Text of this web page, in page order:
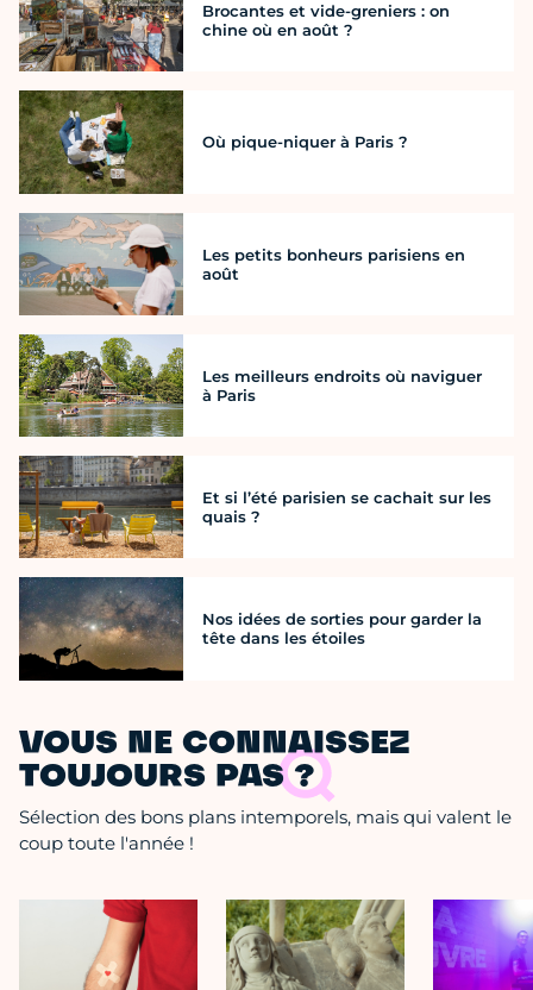
Brocantes et vide-greniers : on
chine où en août ?
Où pique-niquer à Paris ?
Les petits bonheurs parisiens en
août
Les meilleurs endroits où naviguer
à Paris
Et si l’été parisien se cachait sur les
quais ?
Nos idées de sorties pour garder la
tête dans les étoiles
VOUS NE CONNAISSEZ
TOUJOURS PAS ?
Sélection des bons plans intemporels, mais qui valent le
coup toute l'année !